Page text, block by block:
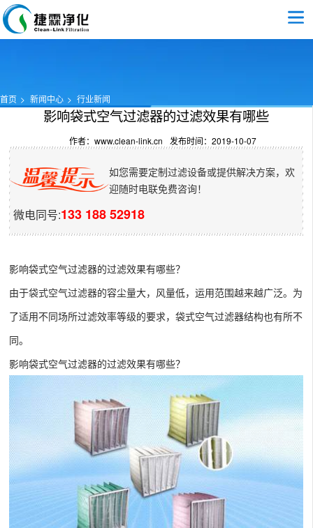
首页 新闻中心 行业新闻
影响袋式空气过滤器的过滤效果有哪些
作者：www.clean-link.cn 发布时间：2019-10-07
如您需要定制过滤设备或提供解决方案，欢
迎随时电联免费咨询！
微电同号:133 188 52918
影响袋式空气过滤器的过滤效果有哪些？
由于袋式空气过滤器的容尘量大，风量低，运用范围越来越广泛。为
了适用不同场所过滤效率等级的要求，袋式空气过滤器结构也有所不
同。
影响袋式空气过滤器的过滤效果有哪些？